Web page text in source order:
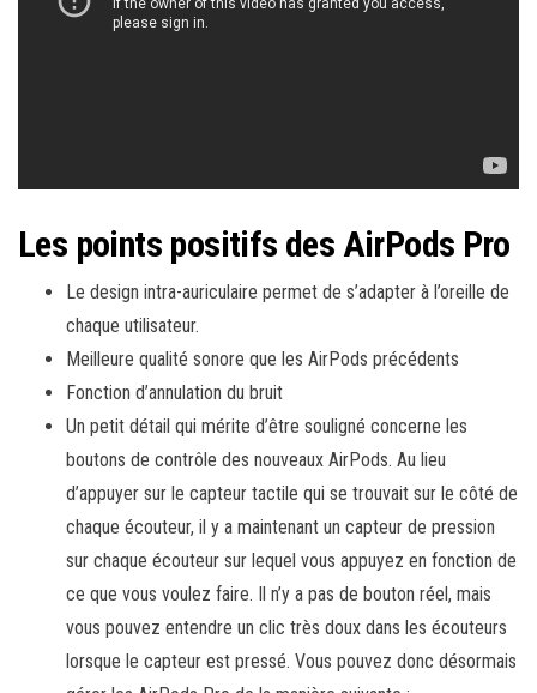
Les points positifs des AirPods Pro
Le design intra-auriculaire permet de s’adapter à l’oreille de
chaque utilisateur.
Meilleure qualité sonore que les AirPods précédents
Fonction d’annulation du bruit
Un petit détail qui mérite d’être souligné concerne les
boutons de contrôle des nouveaux AirPods. Au lieu
d’appuyer sur le capteur tactile qui se trouvait sur le côté de
chaque écouteur, il y a maintenant un capteur de pression
sur chaque écouteur sur lequel vous appuyez en fonction de
ce que vous voulez faire. Il n’y a pas de bouton réel, mais
vous pouvez entendre un clic très doux dans les écouteurs
lorsque le capteur est pressé. Vous pouvez donc désormais